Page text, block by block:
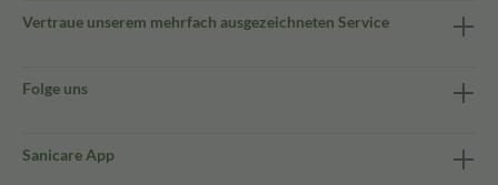
Vertraue unserem mehrfach ausgezeichneten Service
Folge uns
Sanicare App